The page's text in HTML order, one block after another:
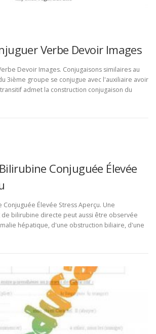
Verbe Devoir Images
Devoir Images. Conjugaisons similaires au
3ième groupe se conjugue avec l'auxiliaire avoir
admet la construction conjugaison du
Conjuguée Élevée
Élevée Stress Aperçu. Une
de bilirubine directe peut aussi être observée
hépatique, d'une obstruction biliaire, d'une